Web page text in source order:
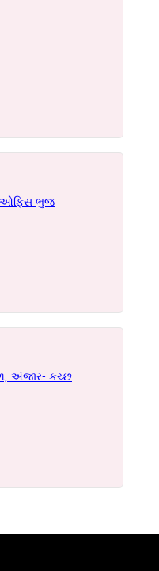
ઓફિસ ભુજ
અંજાર- કચ્છ